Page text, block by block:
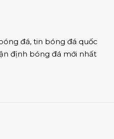
đá, tin bóng đá quốc
định bóng đá mới nhất